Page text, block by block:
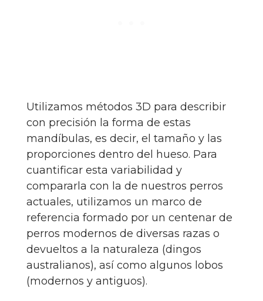
Utilizamos métodos 3D para describir
con precisión la forma de estas
mandíbulas, es decir, el tamaño y las
proporciones dentro del hueso. Para
cuantificar esta variabilidad y
compararla con la de nuestros perros
actuales, utilizamos un marco de
referencia formado por un centenar de
perros modernos de diversas razas o
devueltos a la naturaleza (dingos
australianos), así como algunos lobos
(modernos y antiguos).